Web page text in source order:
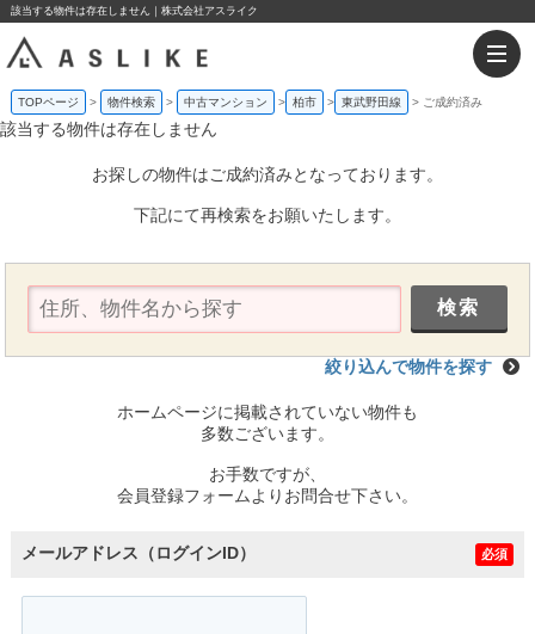
該当する物件は存在しません｜株式会社アスライク
TOPページ 物件検索 中古マンション 柏市 東武野田線 ご成約済み
該当する物件は存在しません
お探しの物件はご成約済みとなっております。
下記にて再検索をお願いたします。
絞り込んで物件を探す
ホームページに掲載されていない物件も
多数ございます。
お手数ですが、
会員登録フォームよりお問合せ下さい。
メールアドレス（ログインID） 必須